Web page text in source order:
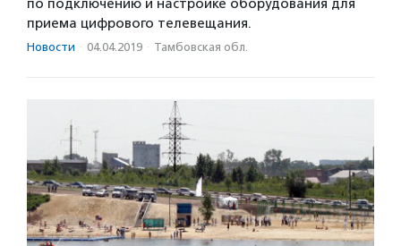
по подключению и настройке оборудования для
приема цифрового телевещания.
Новости · 04.04.2019 · Тамбовская обл.